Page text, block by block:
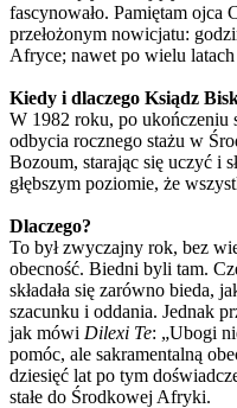
fascynowało. Pamiętam ojca
przełożonym nowicjatu:
Afryce; nawet po wielu latach
Kiedy i dlaczego Ksiądz
W 1982 roku, po ukończeniu
odbycia rocznego stażu w
Bozoum, starając się uczyć i
głębszym poziomie, że
Dlaczego?
To był zwyczajny rok, bez
obecność. Biedni byli tam.
składała się zarówno bieda,
szacunku i oddania. Jednak
jak mówi Dilexi Te: „Ubogi
pomóc, ale sakramentalną
dziesięć lat po tym
stałe do Środkowej Afryki.